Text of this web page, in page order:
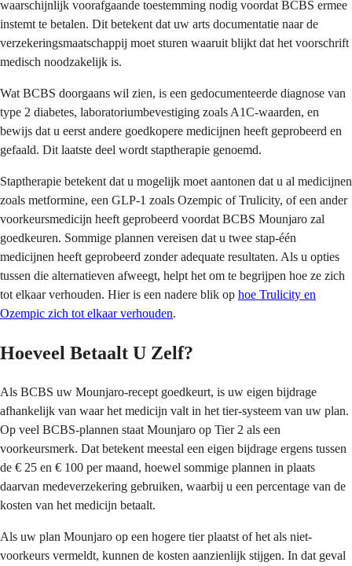
waarschijnlijk voorafgaande toestemming nodig voordat BCBS ermee
instemt te betalen. Dit betekent dat uw arts documentatie naar de
verzekeringsmaatschappij moet sturen waaruit blijkt dat het voorschrift
medisch noodzakelijk is.
Wat BCBS doorgaans wil zien, is een gedocumenteerde diagnose van
type 2 diabetes, laboratoriumbevestiging zoals A1C-waarden, en
bewijs dat u eerst andere goedkopere medicijnen heeft geprobeerd en
gefaald. Dit laatste deel wordt staptherapie genoemd.
Staptherapie betekent dat u mogelijk moet aantonen dat u al medicijnen
zoals metformine, een GLP-1 zoals Ozempic of Trulicity, of een ander
voorkeursmedicijn heeft geprobeerd voordat BCBS Mounjaro zal
goedkeuren. Sommige plannen vereisen dat u twee stap-één
medicijnen heeft geprobeerd zonder adequate resultaten. Als u opties
tussen die alternatieven afweegt, helpt het om te begrijpen hoe ze zich
tot elkaar verhouden. Hier is een nadere blik op hoe Trulicity en
Ozempic zich tot elkaar verhouden.
Hoeveel Betaalt U Zelf?
Als BCBS uw Mounjaro-recept goedkeurt, is uw eigen bijdrage
afhankelijk van waar het medicijn valt in het tier-systeem van uw plan.
Op veel BCBS-plannen staat Mounjaro op Tier 2 als een
voorkeursmerk. Dat betekent meestal een eigen bijdrage ergens tussen
de € 25 en € 100 per maand, hoewel sommige plannen in plaats
daarvan medeverzekering gebruiken, waarbij u een percentage van de
kosten van het medicijn betaalt.
Als uw plan Mounjaro op een hogere tier plaatst of het als niet-
voorkeurs vermeldt, kunnen de kosten aanzienlijk stijgen. In dat geval